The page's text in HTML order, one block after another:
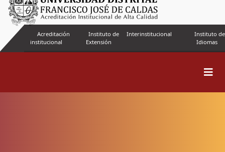
Acreditación
institucional
Instituto de
Extensión
Interinstitucional
Instituto de
Idiomas